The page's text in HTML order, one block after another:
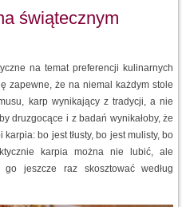
świątecznym
na temat preferencji kulinarnych
zapewne, że na niemal każdym stole
karp wynikający z tradycji, a nie
druzgocące i z badań wynikałoby, że
bo jest tłusty, bo jest mulisty, bo
karpia można nie lubić, ale
jeszcze raz skosztować według